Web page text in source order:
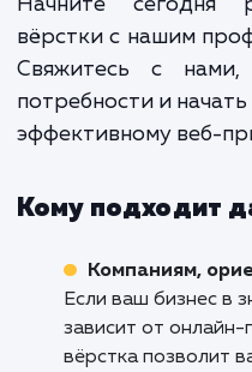
повысит
сайту
посетителей.